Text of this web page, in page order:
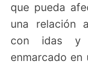
que pueda
una relación
con idas y
enmarcado